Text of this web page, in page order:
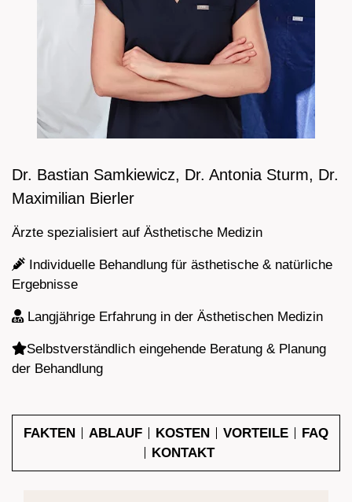
Dr. Bastian Samkiewicz, Dr. Antonia Sturm, Dr.
Maximilian Bierler
Ärzte spezialisiert auf Ästhetische Medizin
Individuelle Behandlung für ästhetische & natürliche
Ergebnisse
Langjährige Erfahrung in der Ästhetischen Medizin
Selbstverständlich eingehende Beratung & Planung
der Behandlung
FAKTEN ABLAUF KOSTEN VORTEILE
FAQ
KONTAKT